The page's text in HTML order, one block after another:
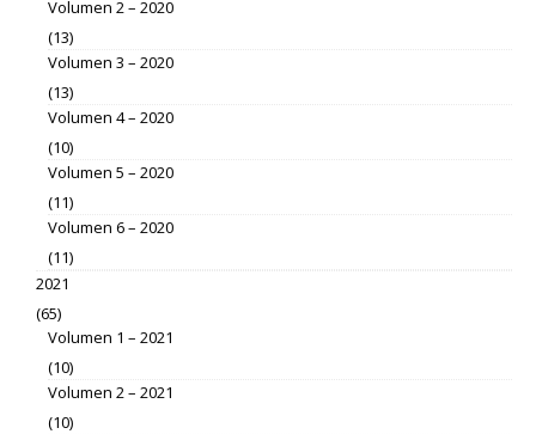
Volumen 2 – 2020
(13)
Volumen 3 – 2020
(13)
Volumen 4 – 2020
(10)
Volumen 5 – 2020
(11)
Volumen 6 – 2020
(11)
2021
(65)
Volumen 1 – 2021
(10)
Volumen 2 – 2021
(10)